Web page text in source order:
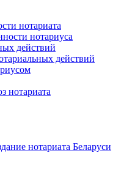
нотариата
нотариуса
действий
действий
нотариата
нотариата Беларуси